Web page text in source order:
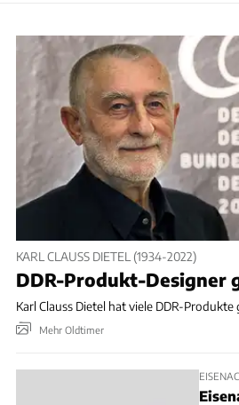
KARL CLAUSS DIETEL (1934-2022)
DDR-Produkt-Designer
Karl Clauss Dietel hat viele DDR-Produkte
Mehr Oldtimer